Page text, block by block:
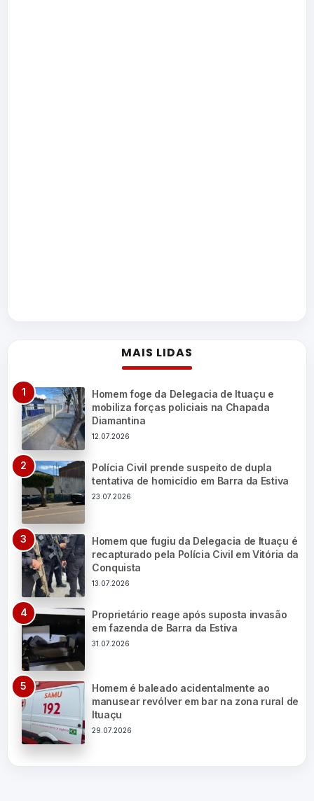
MAIS LIDAS
Homem foge da Delegacia de Ituaçu e
mobiliza forças policiais na Chapada
Diamantina
12.07.2026
Polícia Civil prende suspeito de dupla
tentativa de homicídio em Barra da Estiva
23.07.2026
Homem que fugiu da Delegacia de Ituaçu é
recapturado pela Polícia Civil em Vitória da
Conquista
13.07.2026
Proprietário reage após suposta invasão
em fazenda de Barra da Estiva
31.07.2026
Homem é baleado acidentalmente ao
manusear revólver em bar na zona rural de
Ituaçu
29.07.2026